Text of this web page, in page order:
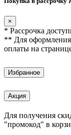
×
* Рассрочка
** Для оформления
оплаты на
Избранное
Акция
Для получения
"промокод" в